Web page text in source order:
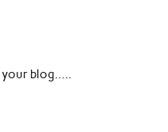
your blog…..